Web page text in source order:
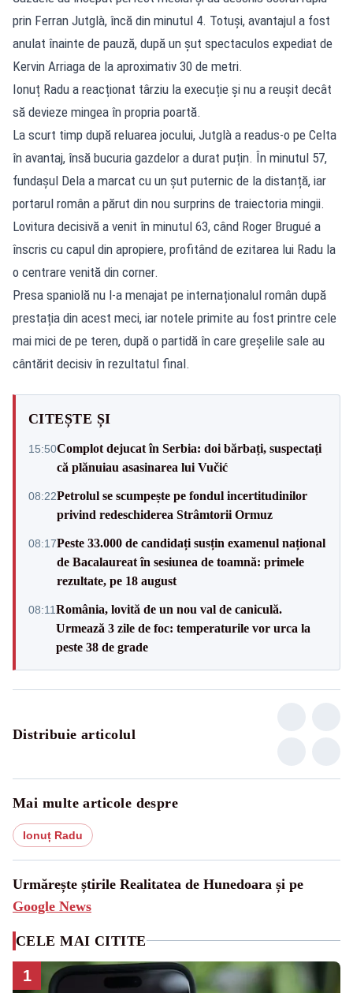
prin Ferran Jutglà, încă din minutul 4. Totuși, avantajul a fost
anulat înainte de pauză, după un șut spectaculos expediat de
Kervin Arriaga de la aproximativ 30 de metri.
Ionuț Radu a reacționat târziu la execuție și nu a reușit decât
să devieze mingea în propria poartă.
La scurt timp după reluarea jocului, Jutglà a readus-o pe Celta
în avantaj, însă bucuria gazdelor a durat puțin. În minutul 57,
fundașul Dela a marcat cu un șut puternic de la distanță, iar
portarul român a părut din nou surprins de traiectoria mingii.
Lovitura decisivă a venit în minutul 63, când Roger Brugué a
înscris cu capul din apropiere, profitând de ezitarea lui Radu la
o centrare venită din corner.
Presa spaniolă nu l-a menajat pe internaționalul român după
prestația din acest meci, iar notele primite au fost printre cele
mai mici de pe teren, după o partidă în care greșelile sale au
cântărit decisiv în rezultatul final.
CITEȘTE ȘI
15:50Complot dejucat în Serbia: doi bărbați, suspectați
că plănuiau asasinarea lui Vučić
08:22Petrolul se scumpește pe fondul incertitudinilor
privind redeschiderea Strâmtorii Ormuz
08:17Peste 33.000 de candidați susțin examenul național
de Bacalaureat în sesiunea de toamnă: primele
rezultate, pe 18 august
08:11România, lovită de un nou val de caniculă.
Urmează 3 zile de foc: temperaturile vor urca la
peste 38 de grade
Distribuie articolul
Mai multe articole despre
Ionuț Radu
Urmărește știrile Realitatea de Hunedoara și pe
Google News
CELE MAI CITITE
1